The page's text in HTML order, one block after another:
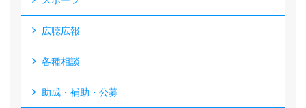
広聴広報
各種相談
助成・補助・公募